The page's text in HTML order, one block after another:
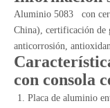
Aluminio 5083 con
China), certificación de
anticorrosión,
con consola
Placa de aluminio